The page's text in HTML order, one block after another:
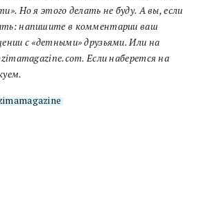
Но я этого делать не буду. А вы, если
напишите в комментарии ваш
с «детными» друзьями. Или на
Если наберется на